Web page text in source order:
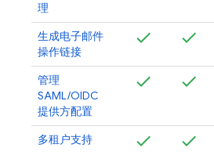
理
生成电子邮件
操作链接
管理
SAML/OIDC
提供方配置
多租户支持